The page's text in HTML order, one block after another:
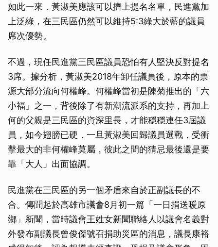
如此一來，黃淑美應該可以擠上提名名單，民進黨加
上泛綠，在三民區仍然可以維持5:3綠大於藍的議員
席次優勢。
不過，現任民進黨三民區議員恐怕有人堅決反對提名
3席。據分析，黃淑美2018年卸任議員後，原本的票
源大部分流向何權峰。何權峰當初是陳菊推出的「六
小福」之一，背後除了有新潮流派系的支持，再加上
何的父親是三民區的資深里長，才能穩穩連任3屆議
員，如今翅膀已硬，一旦黃淑美回歸議員選戰，受衝
擊最大的非何權峰莫屬，彼此之間的猜忌最後還是要
靠「大人」出面協調。
民進黨在三民區的另一個矛盾來自於正副議長的不
合。傳聞起於高雄市議會8月初一篇「一日捐送暖原
鄉」新聞，當時議會王姓女新聞聯絡人以議會名義對
外發布副議長曾俊傑號召捐助災區的消息，議長康裕